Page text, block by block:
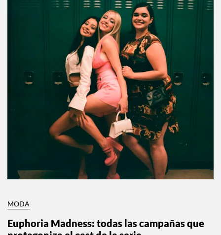
MODA
Euphoria Madness: todas las campañas que